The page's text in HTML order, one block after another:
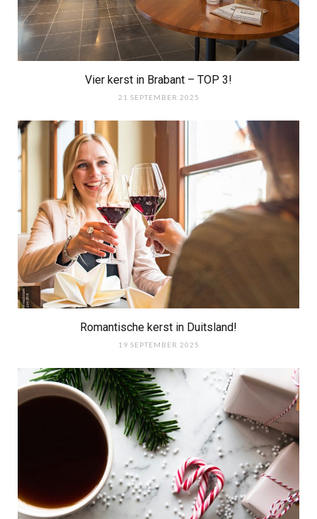
Vier kerst in Brabant – TOP 3!
21 SEPTEMBER 2025
Romantische kerst in Duitsland!
19 SEPTEMBER 2025